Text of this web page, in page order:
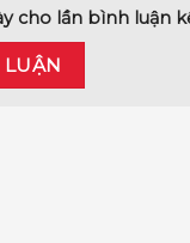
cho lần bình luận